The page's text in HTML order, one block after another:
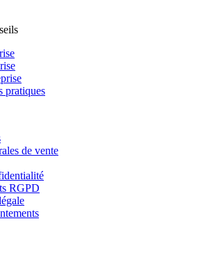
pratiques
de vente
RGPD